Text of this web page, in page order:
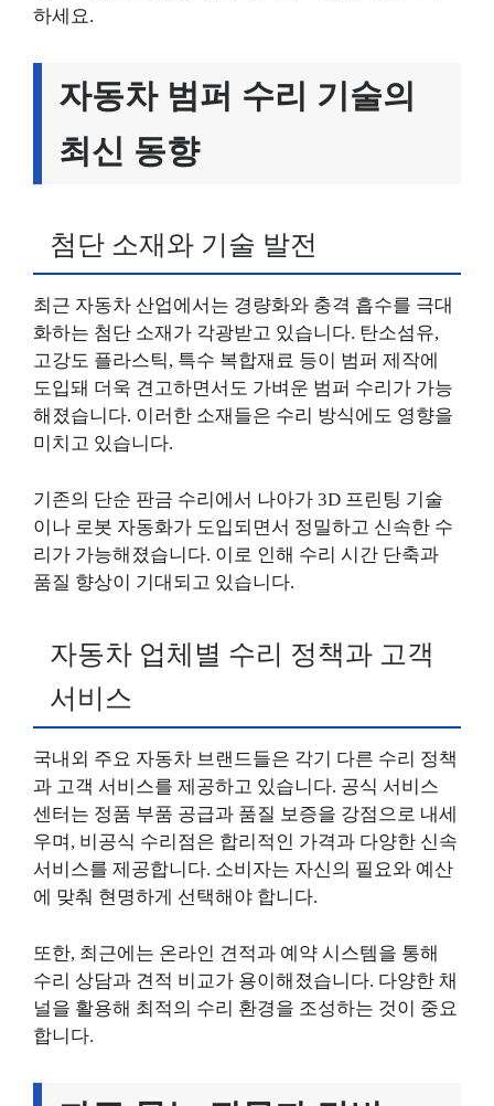
하세요.
자동차 범퍼 수리 기술의
최신 동향
첨단 소재와 기술 발전
최근 자동차 산업에서는 경량화와 충격 흡수를 극대
화하는 첨단 소재가 각광받고 있습니다. 탄소섬유,
고강도 플라스틱, 특수 복합재료 등이 범퍼 제작에
도입돼 더욱 견고하면서도 가벼운 범퍼 수리가 가능
해졌습니다. 이러한 소재들은 수리 방식에도 영향을
미치고 있습니다.
기존의 단순 판금 수리에서 나아가 3D 프린팅 기술
이나 로봇 자동화가 도입되면서 정밀하고 신속한 수
리가 가능해졌습니다. 이로 인해 수리 시간 단축과
품질 향상이 기대되고 있습니다.
자동차 업체별 수리 정책과 고객
서비스
국내외 주요 자동차 브랜드들은 각기 다른 수리 정책
과 고객 서비스를 제공하고 있습니다. 공식 서비스
센터는 정품 부품 공급과 품질 보증을 강점으로 내세
우며, 비공식 수리점은 합리적인 가격과 다양한 신속
서비스를 제공합니다. 소비자는 자신의 필요와 예산
에 맞춰 현명하게 선택해야 합니다.
또한, 최근에는 온라인 견적과 예약 시스템을 통해
수리 상담과 견적 비교가 용이해졌습니다. 다양한 채
널을 활용해 최적의 수리 환경을 조성하는 것이 중요
합니다.